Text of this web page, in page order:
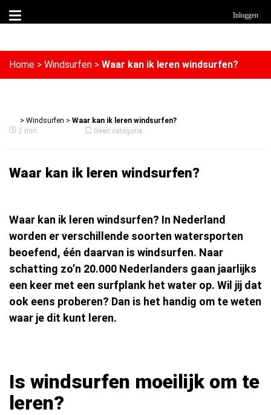
Inloggen
Home > Windsurfen > Waar kan ik leren windsurfen?
> Windsurfen > Waar kan ik leren windsurfen?
2 min.
Geen categorie
Waar kan ik leren windsurfen?
Waar kan ik leren windsurfen? In Nederland
worden er verschillende soorten watersporten
beoefend, één daarvan is windsurfen. Naar
schatting zo’n 20.000 Nederlanders gaan jaarlijks
een keer met een surfplank het water op. Wil jij dat
ook eens proberen? Dan is het handig om te weten
waar je dit kunt leren.
Is windsurfen moeilijk om te
leren?